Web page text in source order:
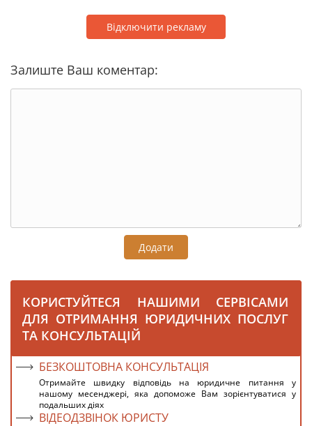
Відключити рекламу
Залиште Ваш коментар:
Додати
КОРИСТУЙТЕСЯ НАШИМИ СЕРВІСАМИ
ДЛЯ ОТРИМАННЯ ЮРИДИЧНИХ ПОСЛУГ
ТА КОНСУЛЬТАЦІЙ
БЕЗКОШТОВНА КОНСУЛЬТАЦІЯ
Отримайте швидку відповідь на юридичне питання у
нашому месенджері, яка допоможе Вам зорієнтуватися у
подальших діях
ВІДЕОДЗВІНОК ЮРИСТУ